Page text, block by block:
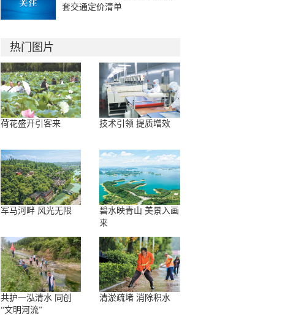
套交通定价清单
热门图片
荷花盛开引客来 技术引领 提质增效
军马河畔 风光无限
碧水映青山 美景入画
来
共护一泓清水 同创
“文明河流”
清淤疏堵 消除积水